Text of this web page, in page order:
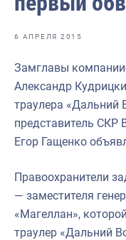
Отраслевые СМИ
Выставки и
Научно-
Рыбоохрана
Отрасль в цифрах
Инфографика
Большая
Укрепление
6 АПРЕЛЯ 2015
Замглавы
Александр
траулера «Дальний
представитель СКР
Егор Гащенко
Правоохранители
— заместителя
«Магеллан»,
траулер «Дальний